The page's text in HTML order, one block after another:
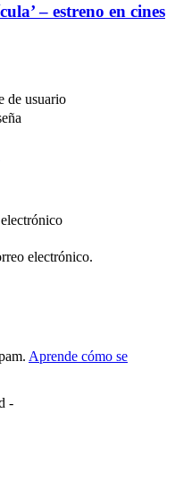
– estreno en cines
de usuario
electrónico.
Aprende cómo se
-